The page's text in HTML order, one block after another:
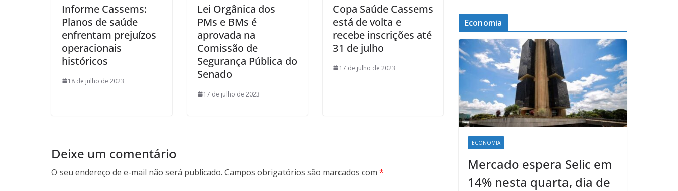
Informe Cassems:
Planos de saúde
enfrentam prejuízos
operacionais
históricos
18 de julho de 2023
Lei Orgânica dos
PMs e BMs é
aprovada na
Comissão de
Segurança Pública do
Senado
17 de julho de 2023
Copa Saúde Cassems
está de volta e
recebe inscrições até
31 de julho
17 de julho de 2023
Deixe um comentário
O seu endereço de e-mail não será publicado. Campos obrigatórios são marcados com *
Economia
ECONOMIA
Mercado espera Selic em
14% nesta quarta, dia de